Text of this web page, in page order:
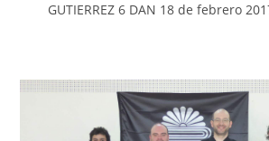
GUTIERREZ 6 DAN 18 de febrero